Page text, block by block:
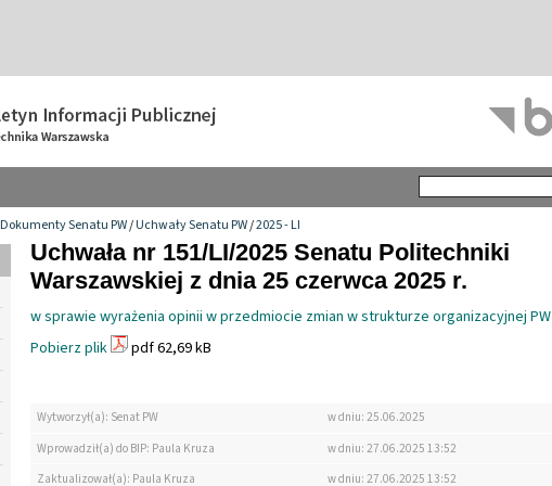
Dokumenty Senatu PW/Uchwały Senatu PW/2025 - LI
Uchwała nr 151/LI/2025 Senatu Politechniki
Warszawskiej z dnia 25 czerwca 2025 r.
w sprawie wyrażenia opinii w przedmiocie zmian w strukturze organizacyjnej PW
Pobierz plik
pdf 62,69 kB
Wytworzył(a): Senat PW
w dniu: 25.06.2025
Wprowadził(a) do BIP: Paula Kruza
w dniu: 27.06.2025 13:52
Zaktualizował(a): Paula Kruza
w dniu: 27.06.2025 13:52